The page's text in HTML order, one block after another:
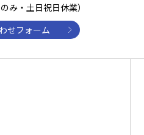
み・土日祝日休業）
せフォーム